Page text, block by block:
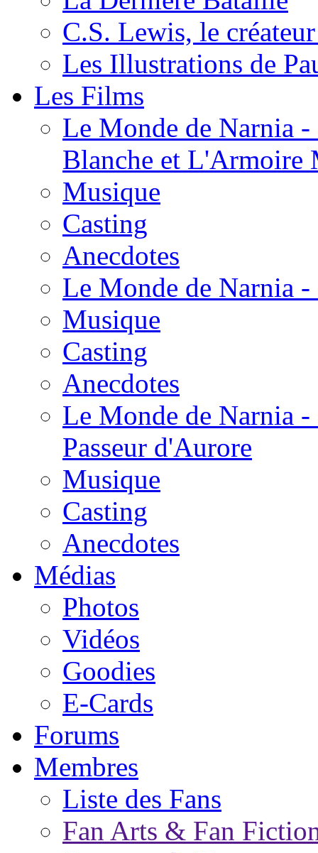
C.S. Lewis, le
Les Illustrations de
Les Films
Le Monde de Narnia
Blanche et L'Armoire
Musique
Casting
Anecdotes
Le Monde de Narnia
Musique
Casting
Anecdotes
Le Monde de Narnia
Passeur d'Aurore
Musique
Casting
Anecdotes
Médias
Photos
Vidéos
Goodies
E-Cards
Forums
Membres
Liste des Fans
Fan Arts & Fan